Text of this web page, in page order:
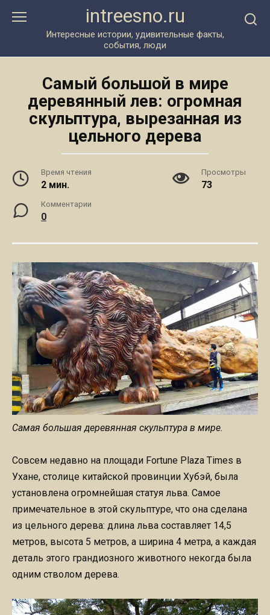
intreesno.ru
Интересные истории, удивительные факты,
события, люди
Самый большой в мире
деревянный лев: огромная
скульптура, вырезанная из
цельного дерева
Время чтения
2 мин.
Просмотры
73
Комментарии
0
Самая большая деревянная скульптура в мире.
Совсем недавно на площади Fortune Plaza Times в
Ухане, столице китайской провинции Хубэй, была
установлена огромнейшая статуя льва. Самое
примечательное в этой скульптуре, что она сделана
из цельного дерева: длина льва составляет 14,5
метров, высота 5 метров, а ширина 4 метра, а каждая
деталь этого грандиозного животного некогда была
одним стволом дерева.